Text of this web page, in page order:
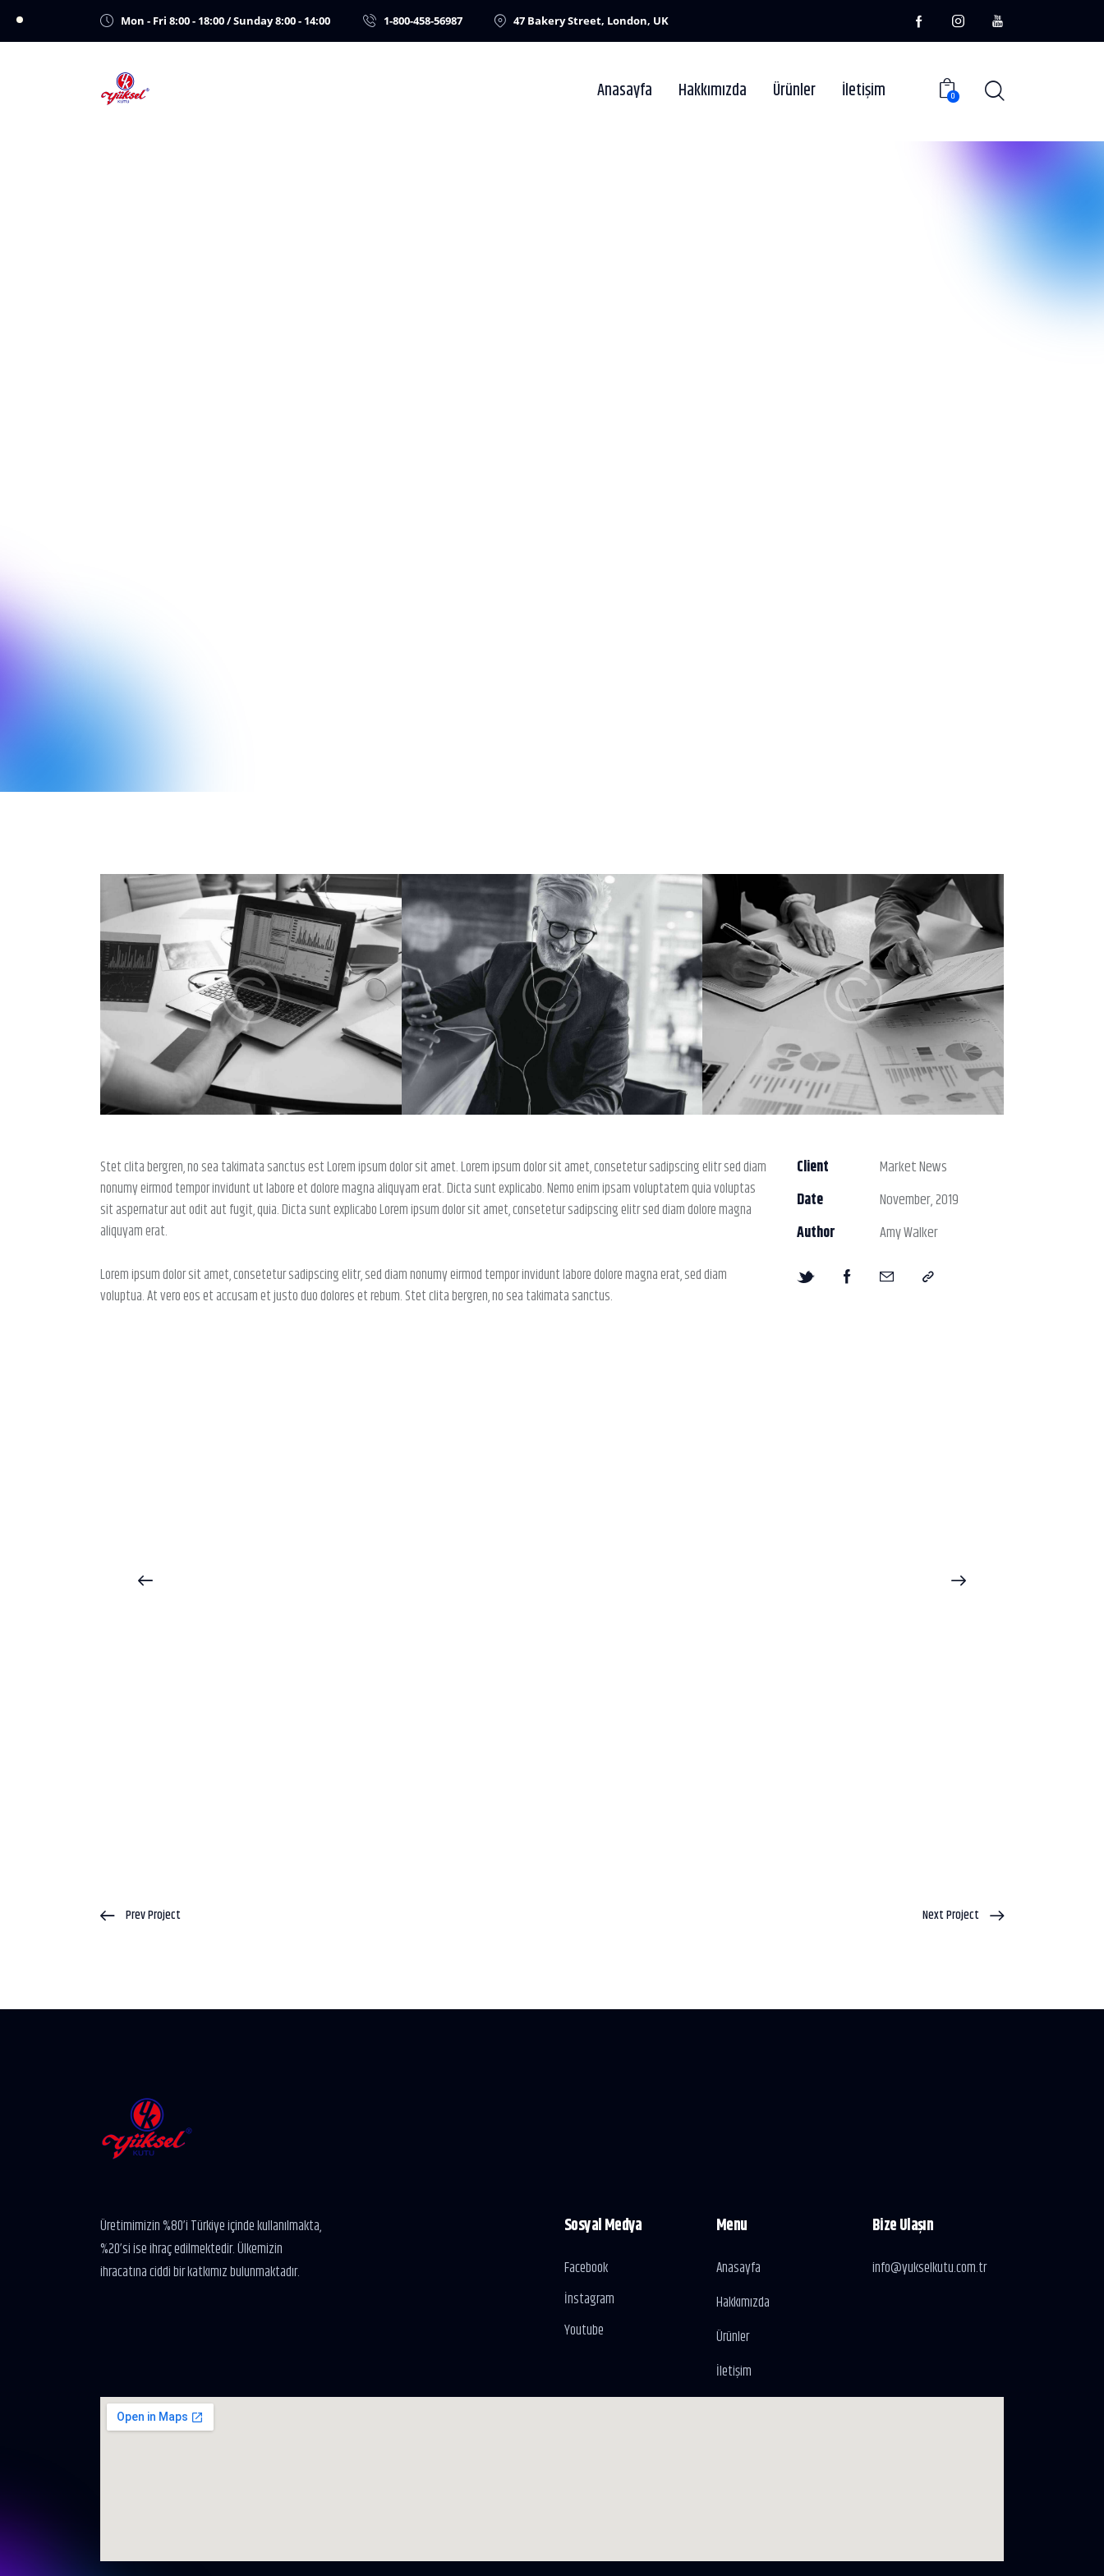
Mon - Fri 8:00 - 18:00 / Sunday 8:00 - 14:00 1-800-458-56987 47 Bakery Street, London, UK
Anasayfa Hakkımızda Ürünler İletişim 0
Stet clita bergren, no sea takimata sanctus est Lorem ipsum dolor sit amet. Lorem ipsum dolor sit amet, consetetur sadipscing elitr sed diam
nonumy eirmod tempor invidunt ut labore et dolore magna aliquyam erat. Dicta sunt explicabo. Nemo enim ipsam voluptatem quia voluptas
sit aspernatur aut odit aut fugit, quia. Dicta sunt explicabo Lorem ipsum dolor sit amet, consetetur sadipscing elitr sed diam dolore magna
aliquyam erat.
Lorem ipsum dolor sit amet, consetetur sadipscing elitr, sed diam nonumy eirmod tempor invidunt labore dolore magna erat, sed diam
voluptua. At vero eos et accusam et justo duo dolores et rebum. Stet clita bergren, no sea takimata sanctus.
Client
Market News
Date
November, 2019
Author
Amy Walker
Prev Project Next Project
Üretimimizin %80’i Türkiye içinde kullanılmakta,
%20’si ise ihraç edilmektedir. Ülkemizin
ihracatına ciddi bir katkımız bulunmaktadır.
Sosyal Medya
Facebook
İnstagram
Youtube
Menu
Anasayfa
Hakkımızda
Ürünler
İletişim
Bize Ulaşın
info@yukselkutu.com.tr